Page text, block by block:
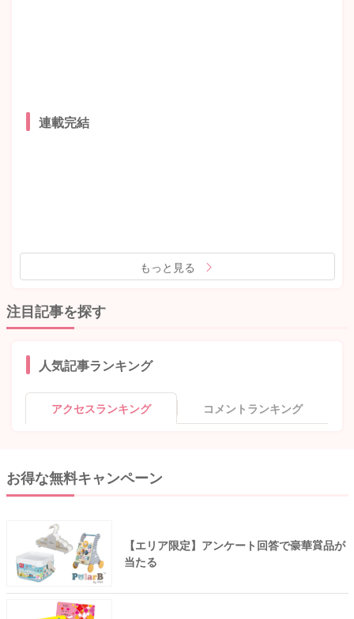
連載完結
もっと見る
注目記事を探す
人気記事ランキング
アクセスランキング コメントランキング
お得な無料キャンペーン
【エリア限定】アンケート回答で豪華賞品が
当たる